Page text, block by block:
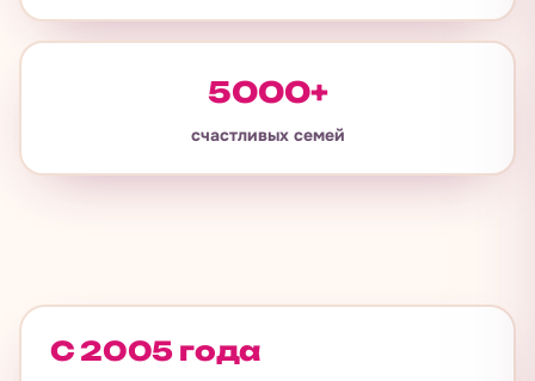
5000+
счастливых семей
С 2005 года